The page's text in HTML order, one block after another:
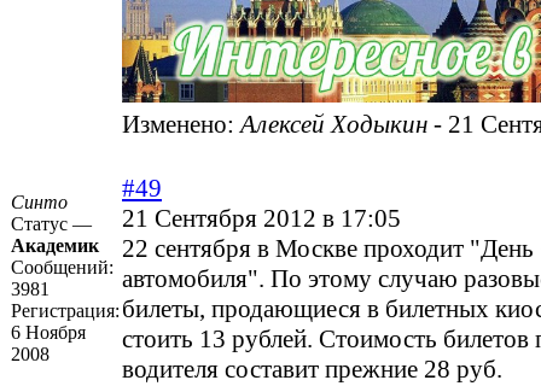
Изменено:Алексей Ходыкин - 21
Синто
Статус —
Академик
Сообщений:
3981
Регистрация:
6 Ноября
2008
#49
21 Сентября 2012 в 17:05
22 сентября в Москве проходит "День
автомобиля". По этому случаю
билеты, продающиеся в билетных
стоить 13 рублей. Стоимость билетов
водителя составит прежние 28 руб.